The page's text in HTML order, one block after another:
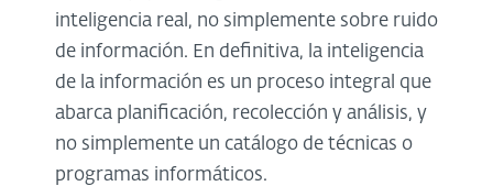
inteligencia real, no simplemente sobre ruido
de información. En definitiva, la inteligencia
de la información es un proceso integral que
abarca planificación, recolección y análisis, y
no simplemente un catálogo de técnicas o
programas informáticos.